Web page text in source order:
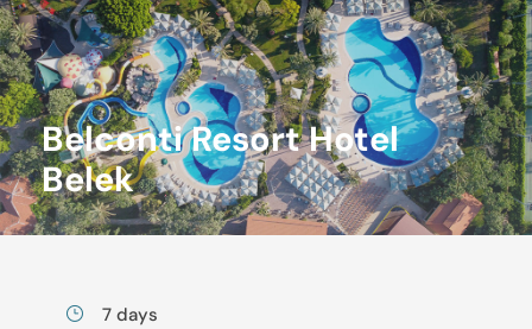
Belconti Resort Hotel
Belek
7 days